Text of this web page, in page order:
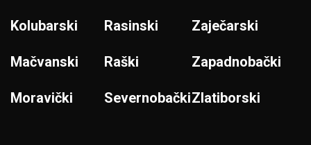
Kolubarski
Mačvanski
Moravički
Rasinski
Raški
Severnobački
Zaječarski
Zapadnobački
Zlatiborski